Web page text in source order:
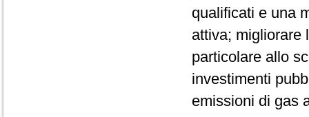
qualificati e una
attiva; migliorare
particolare allo
investimenti
emissioni di gas